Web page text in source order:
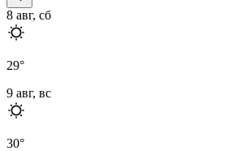
8 авг, сб
29°
9 авг, вс
30°